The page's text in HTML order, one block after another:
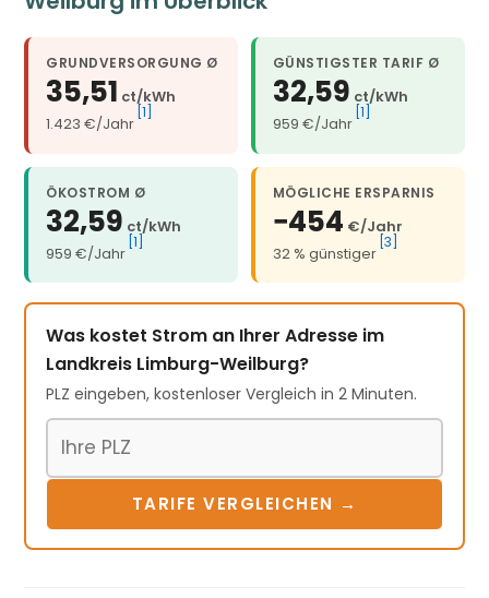
GRUNDVERSORGUNG Ø
35,51 ct/kWh
1.423 €/Jahr
[1]
GÜNSTIGSTER TARIF Ø
32,59 ct/kWh
959 €/Jahr
[1]
ÖKOSTROM Ø
32,59 ct/kWh
959 €/Jahr
[1]
MÖGLICHE ERSPARNIS
−454 €/Jahr
32 % günstiger
[3]
Was kostet Strom an Ihrer Adresse im
Landkreis Limburg-Weilburg?
PLZ eingeben, kostenloser Vergleich in 2 Minuten.
TARIFE VERGLEICHEN →